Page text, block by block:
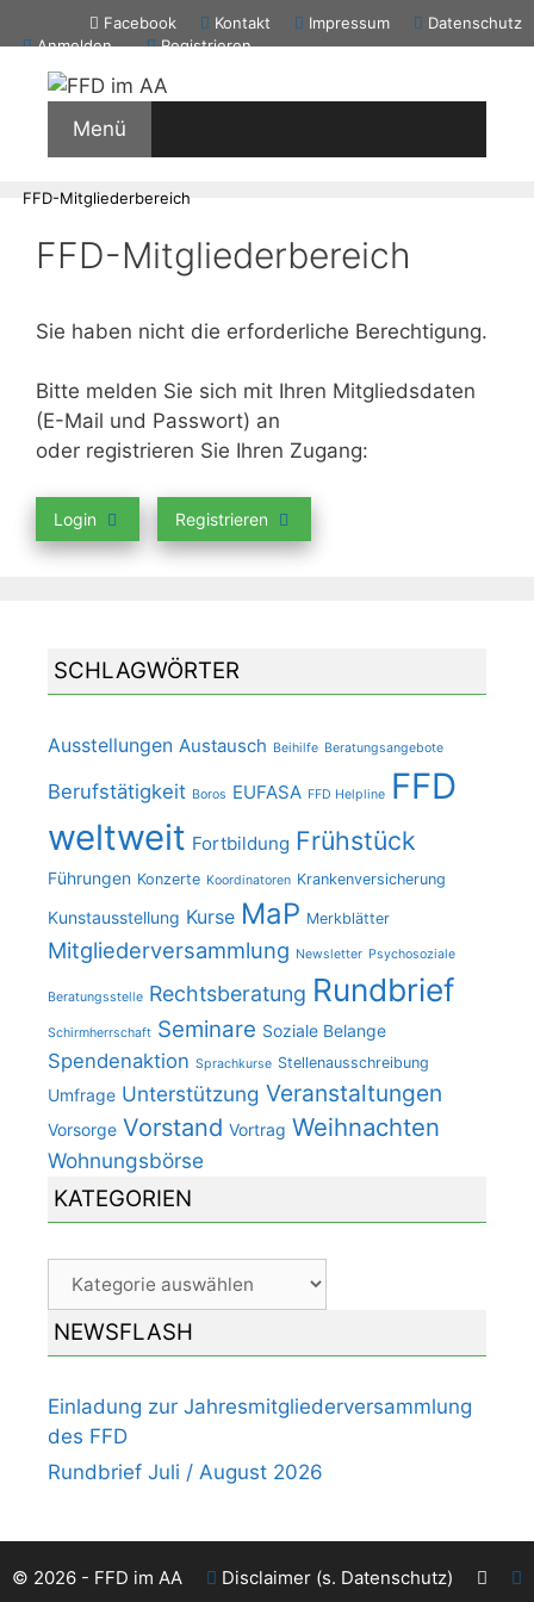
Inhalt
springen
Facebook Kontakt Impressum
Datenschutz
Anmelden
Registrieren
Menü
FFD-Mitgliederbereich
FFD-Mitgliederbereich
Sie haben nicht die erforderliche Berechtigung.
Bitte melden Sie sich mit Ihren Mitgliedsdaten
(E-Mail und Passwort) an
oder registrieren Sie Ihren Zugang:
Login Registrieren
SCHLAGWÖRTER
Ausstellungen Austausch Beihilfe Beratungsangebote
Berufstätigkeit Boros EUFASA FFD Helpline FFD
weltweit Fortbildung Frühstück
Führungen Konzerte Koordinatoren Krankenversicherung
Kunstausstellung Kurse MaP Merkblätter
Mitgliederversammlung Newsletter Psychosoziale
Beratungsstelle Rechtsberatung Rundbrief
Schirmherrschaft Seminare Soziale Belange
Spendenaktion Sprachkurse Stellenausschreibung
Umfrage Unterstützung Veranstaltungen
Vorsorge Vorstand Vortrag Weihnachten
Wohnungsbörse
KATEGORIEN
Kategorien
NEWSFLASH
Einladung zur Jahresmitgliederversammlung
des FFD
Rundbrief Juli / August 2026
Disclaimer (s. Datenschutz)
© 2026 - FFD im AA